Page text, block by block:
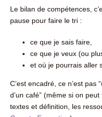
Le bilan de compétences,
pause pour faire le tri :
ce que je sais faire,
ce que je veux (ou
et où je pourrais aller
C’est encadré, ce n’est pas
d’un café” (même si on
textes et définition, les